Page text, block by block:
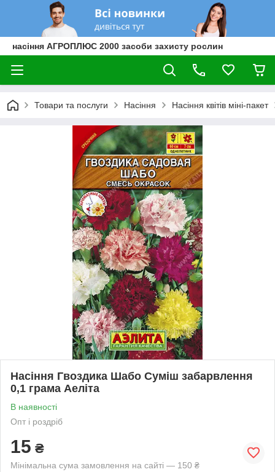
насіння АГРОПЛЮС 2000 засоби захисту рослин
Товари та послуги Насіння Насіння квітів міні-пакет
Насіння Гвоздика Шабо Суміш забарвлення
0,1 грама Аеліта
В наявності
Опт і роздріб
15 ₴
Мінімальна сума замовлення на сайті — 150 ₴